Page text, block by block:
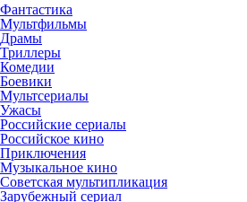
Фантастика
Мультфильмы
Драмы
Триллеры
Комедии
Боевики
Мультсериалы
Ужасы
Российские сериалы
Российское кино
Приключения
Музыкальное кино
Советская мультипликация
Зарубежный сериал